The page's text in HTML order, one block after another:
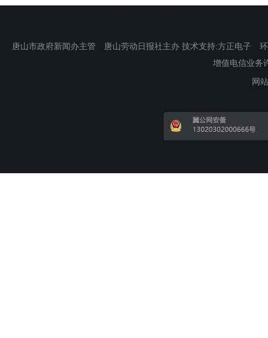
唐山市政府新闻办主管 唐山劳动日报社主办 技术支持:方正电子
增值电信业务
网